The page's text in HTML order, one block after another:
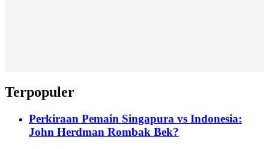
Terpopuler
Perkiraan Pemain Singapura vs Indonesia:
John Herdman Rombak Bek?